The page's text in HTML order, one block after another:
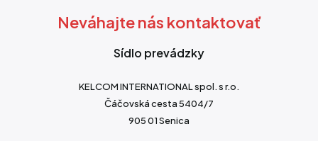
Neváhajte nás kontaktovať
Sídlo prevádzky
KELCOM INTERNATIONAL spol. s r.o.
Čáčovská cesta 5404/7
905 01 Senica